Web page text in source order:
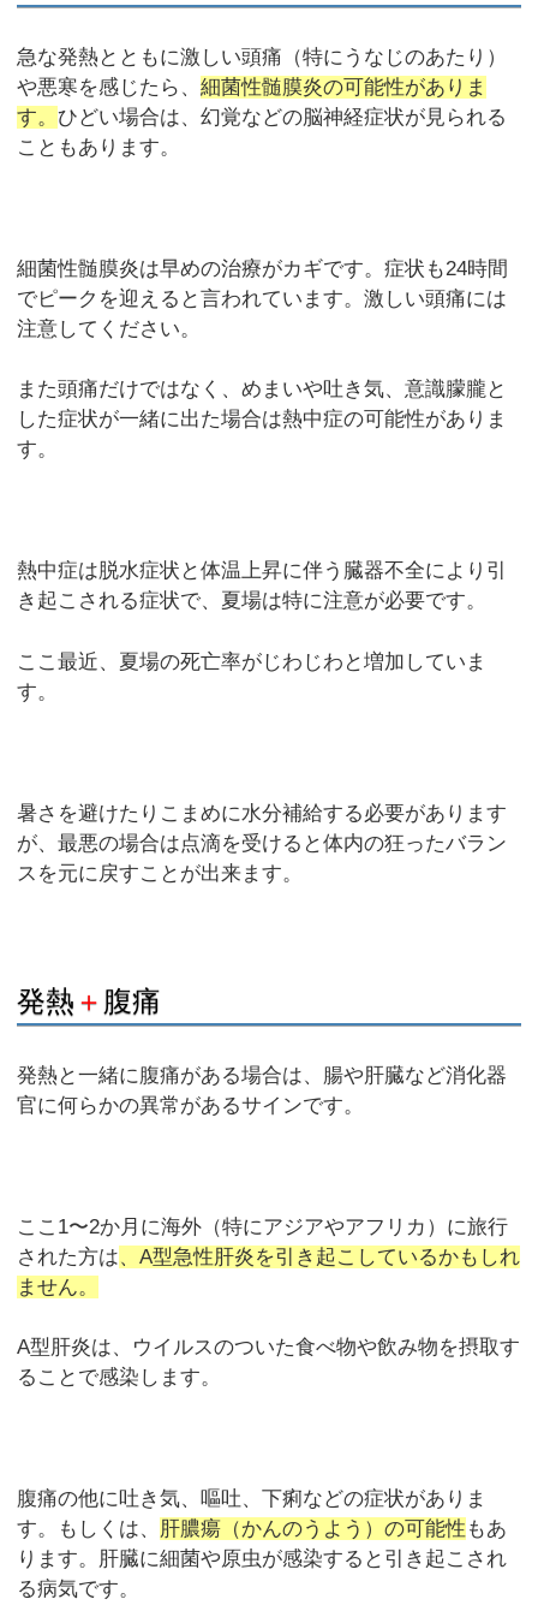
急な発熱とともに激しい頭痛（特にうなじのあたり）
や悪寒を感じたら、細菌性髄膜炎の可能性がありま
す。ひどい場合は、幻覚などの脳神経症状が見られる
こともあります。
細菌性髄膜炎は早めの治療がカギです。症状も24時間
でピークを迎えると言われています。激しい頭痛には
注意してください。
また頭痛だけではなく、めまいや吐き気、意識朦朧と
した症状が一緒に出た場合は熱中症の可能性がありま
す。
熱中症は脱水症状と体温上昇に伴う臓器不全により引
き起こされる症状で、夏場は特に注意が必要です。
ここ最近、夏場の死亡率がじわじわと増加していま
す。
暑さを避けたりこまめに水分補給する必要があります
が、最悪の場合は点滴を受けると体内の狂ったバラン
スを元に戻すことが出来ます。
発熱 ＋ 腹痛
発熱と一緒に腹痛がある場合は、腸や肝臓など消化器
官に何らかの異常があるサインです。
ここ1〜2か月に海外（特にアジアやアフリカ）に旅行
された方は、A型急性肝炎を引き起こしているかもしれ
ません。
A型肝炎は、ウイルスのついた食べ物や飲み物を摂取す
ることで感染します。
腹痛の他に吐き気、嘔吐、下痢などの症状がありま
す。もしくは、 肝膿瘍（かんのうよう）の可能性 もあ
ります。肝臓に細菌や原虫が感染すると引き起こされ
る病気です。